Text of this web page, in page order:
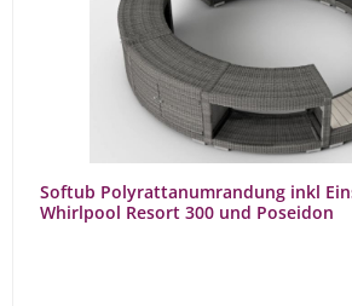
Softub Polyrattanumrandung inkl
Whirlpool Resort 300 und Poseidon